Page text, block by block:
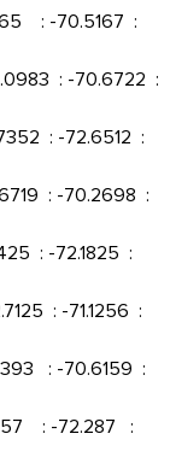
: -70.5167 :
: -70.6722 :
: -72.6512 :
: -70.2698 :
: -72.1825 :
: -71.1256 :
: -70.6159 :
: -72.287 :